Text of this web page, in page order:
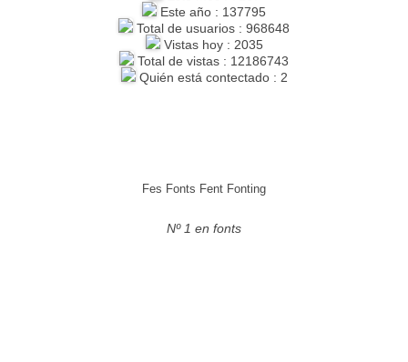
Este año : 137795
Total de usuarios : 968648
Vistas hoy : 2035
Total de vistas : 12186743
Quién está contectado : 2
Fes Fonts Fent Fonting
Nº 1 en fonts